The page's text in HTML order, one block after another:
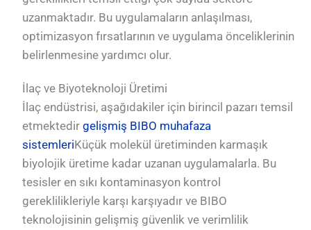
uzanmaktadır. Bu uygulamaların anlaşılması,
optimizasyon fırsatlarının ve uygulama önceliklerinin
belirlenmesine yardımcı olur.
İlaç ve Biyoteknoloji Üretimi
İlaç endüstrisi, aşağıdakiler için birincil pazarı temsil
etmektedirgelişmiş BIBO muhafaza
sistemleriKüçük molekül üretiminden karmaşık
biyolojik üretime kadar uzanan uygulamalarla. Bu
tesisler en sıkı kontaminasyon kontrol
gereklilikleriyle karşı karşıyadır ve BIBO
teknolojisinin gelişmiş güvenlik ve verimlilik